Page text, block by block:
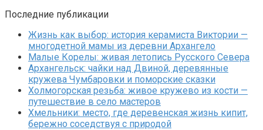
Последние публикации
Жизнь как выбор: история керамиста Виктории —
многодетной мамы из деревни Архангело
Малые Корелы: живая летопись Русского Севера
Архангельск: чайки над Двиной, деревянные
кружева Чумбаровки и поморские сказки
Холмогорская резьба: живое кружево из кости —
путешествие в село мастеров
Хмельники: место, где деревенская жизнь кипит,
бережно соседствуя с природой